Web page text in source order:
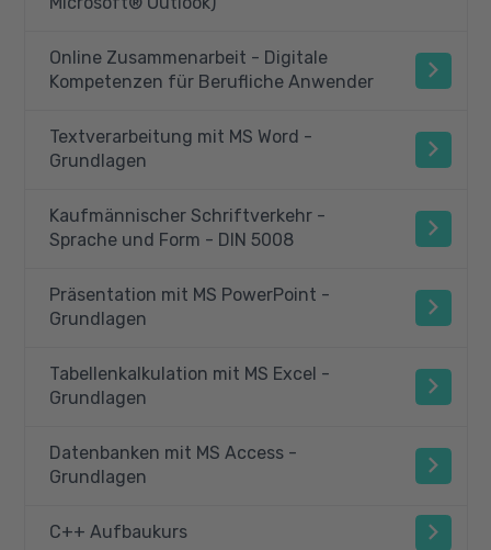
Online Zusammenarbeit - Digitale
Kompetenzen für Berufliche Anwender
Textverarbeitung mit MS Word -
Grundlagen
Kaufmännischer Schriftverkehr -
Sprache und Form - DIN 5008
Präsentation mit MS PowerPoint -
Grundlagen
Tabellenkalkulation mit MS Excel -
Grundlagen
Datenbanken mit MS Access -
Grundlagen
C++ Aufbaukurs